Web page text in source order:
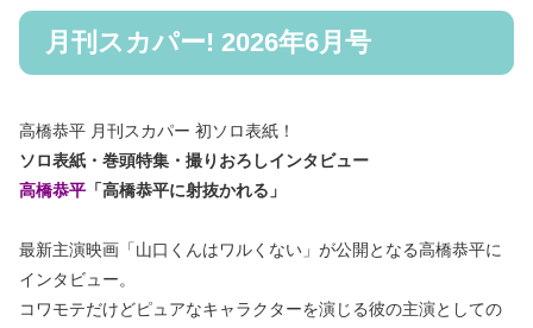
月刊スカパー! 2026年6月号
高橋恭平 月刊スカパー 初ソロ表紙！
ソロ表紙・巻頭特集・撮りおろしインタビュー
高橋恭平 「高橋恭平に射抜かれる」
最新主演映画「山口くんはワルくない」が公開となる高橋恭平に
インタビュー。
コワモテだけどピュアなキャラクターを演じる彼の主演としての